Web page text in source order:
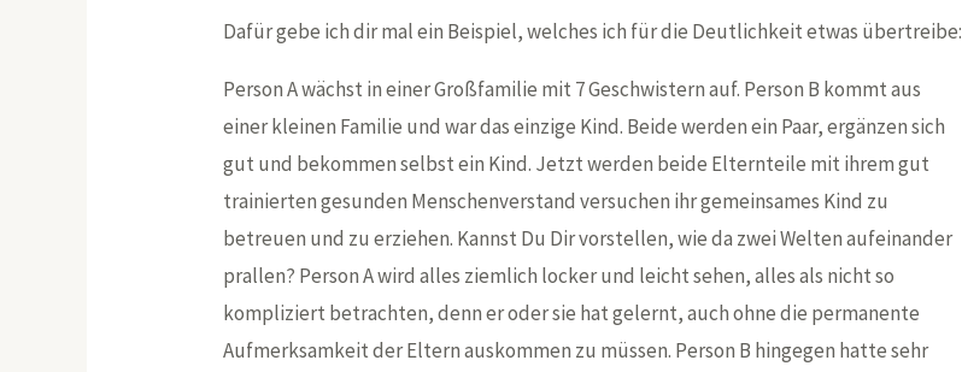
Dafür gebe ich dir mal ein Beispiel, welches ich für die Deutlichkeit etwas übertreibe:
Person A wächst in einer Großfamilie mit 7 Geschwistern auf. Person B kommt aus
einer kleinen Familie und war das einzige Kind. Beide werden ein Paar, ergänzen sich
gut und bekommen selbst ein Kind. Jetzt werden beide Elternteile mit ihrem gut
trainierten gesunden Menschenverstand versuchen ihr gemeinsames Kind zu
betreuen und zu erziehen. Kannst Du Dir vorstellen, wie da zwei Welten aufeinander
prallen? Person A wird alles ziemlich locker und leicht sehen, alles als nicht so
kompliziert betrachten, denn er oder sie hat gelernt, auch ohne die permanente
Aufmerksamkeit der Eltern auskommen zu müssen. Person B hingegen hatte sehr